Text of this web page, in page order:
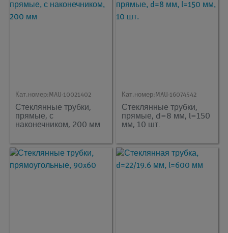
Кат.номер: MAU-10021402
Стеклянные трубки,
прямые, с
наконечником, 200 мм
Кат.номер: MAU-16074542
Стеклянные трубки,
прямые, d=8 мм, l=150
мм, 10 шт.